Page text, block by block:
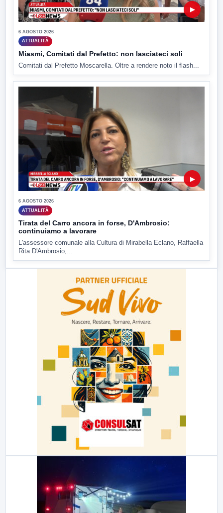
▶
6 AGOSTO 2026
ATTUALITÀ
Miasmi, Comitati dal Prefetto: non lasciateci soli
Comitati dal Prefetto Moscarella. Oltre a rendere noto il flash...
▶
6 AGOSTO 2026
ATTUALITÀ
Tirata del Carro ancora in forse, D'Ambrosio:
continuiamo a lavorare
L'assessore comunale alla Cultura di Mirabella Eclano, Raffaella
Rita D'Ambrosio,...